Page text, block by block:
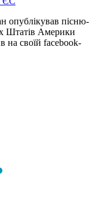
опублікував пісню-
Штатів Америки
на своїй facebook-